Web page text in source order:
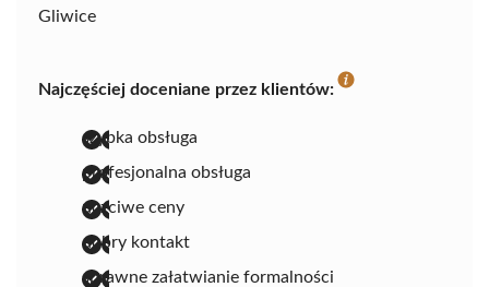
Gliwice
Najczęściej doceniane przez klientów:
szybka obsługa
profesjonalna obsługa
uczciwe ceny
dobry kontakt
sprawne załatwianie formalności